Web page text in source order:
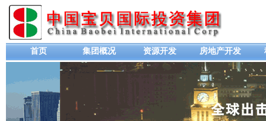
首页 集团概况 资源开发 房地产开发